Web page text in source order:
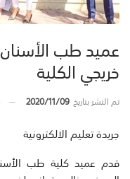
عميد طب
خريجي الكلية
تم النشر بتاريخ2020/11/09
جريدة تعليم الالكترونية
قدم عميد كلية طب